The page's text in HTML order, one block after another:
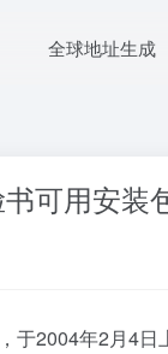
全球地址生成
可用安装
于2004年2月4